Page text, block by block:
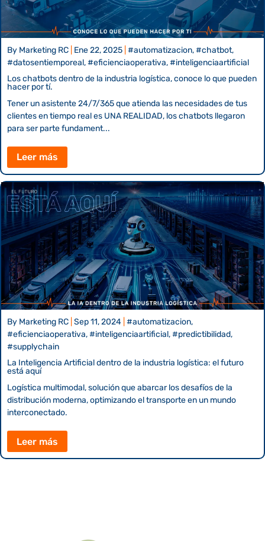
By Marketing RC Ene 22, 2025 #automatizacion, #chatbot,
#datosentiemporeal, #eficienciaoperativa, #inteligenciaartificial
Los chatbots dentro de la industria logística, conoce lo que pueden
hacer por tí.
Tener un asistente 24/7/365 que atienda las necesidades de tus
clientes en tiempo real es UNA REALIDAD, los chatbots llegaron
para ser parte fundament...
Leer más
By Marketing RC Sep 11, 2024 #automatizacion,
#eficienciaoperativa, #inteligenciaartificial, #predictibilidad,
#supplychain
La Inteligencia Artificial dentro de la industria logística: el futuro
está aquí
Logística multimodal, solución que abarcar los desafíos de la
distribución moderna, optimizando el transporte en un mundo
interconectado.
Leer más